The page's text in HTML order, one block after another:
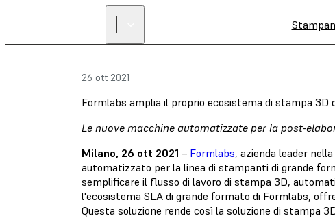
26 ott 2021
Formlabs amplia il proprio ecosistema di stampa
Le nuove macchine automatizzate per la post-
Milano, 26 ott 2021 – Formlabs, azienda leader
automatizzato per la linea di stampanti di grande
semplificare il flusso di lavoro di stampa 3D,
l'ecosistema SLA di grande formato di Formlabs,
Questa soluzione rende così la soluzione di stampa